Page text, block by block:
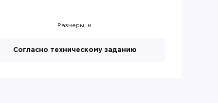
Размеры, м
Согласно техническому заданию